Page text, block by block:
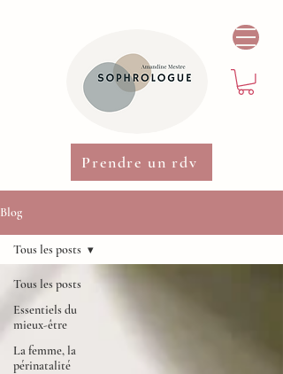
Prendre un rdv
Blog
Tous les posts
Essentiels du
mieux-être
La femme, la
périnatalité
Tous les posts